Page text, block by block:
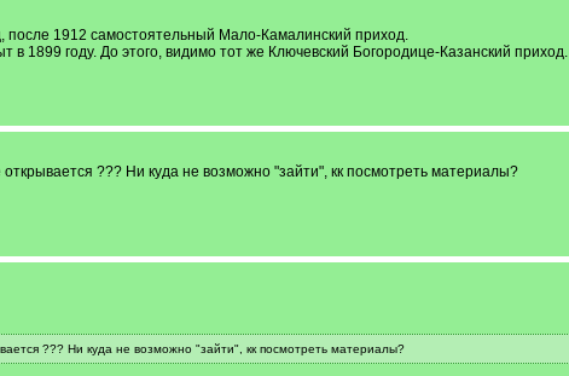
1912 самостоятельный Мало-Камалинский приход.
в 1899 году. До этого, видимо тот же Ключевский Богородице-Казанский приход.
??? Ни куда не возможно "зайти", кк посмотреть материалы?
??? Ни куда не возможно "зайти", кк посмотреть материалы?